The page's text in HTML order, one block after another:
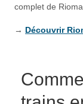
complet de
→ Découvrir